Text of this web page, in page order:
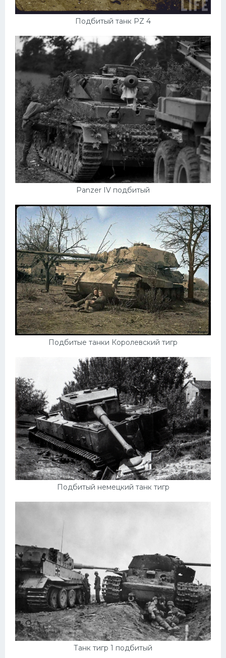
Подбитый танк PZ 4
Panzer IV подбитый
Подбитые танки Королевский тигр
Подбитый немецкий танк тигр
Танк тигр 1 подбитый
Феррари
Поезда
Мотоциклы
Ямаха
Додж
Ява
Эмблемы
Спецтехника